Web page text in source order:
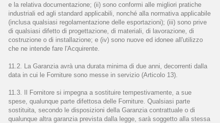
e la relativa documentazione; (ii) sono conformi alle migliori pratiche
industriali ed agli standard applicabili, nonché alla normativa applicabile
(inclusa qualsiasi regolamentazione delle esportazioni); (iii) sono prive
di qualsiasi difetto di progettazione, di materiali, di lavorazione, di
costruzione o di installazione; e (iv) sono nuove ed idonee all'utilizzo
che ne intende fare l'Acquirente.
11.2. La Garanzia avrà una durata minima di due anni, decorrenti dalla
data in cui le Forniture sono messe in servizio (Articolo 13).
11.3. Il Fornitore si impegna a sostituire tempestivamente, a sue
spese, qualunque parte difettosa delle Forniture. Qualsiasi parte
sostituita, secondo le disposizioni della Garanzia contrattuale o di
qualunque altra garanzia prevista dalla legge, sarà soggetto alla stessa